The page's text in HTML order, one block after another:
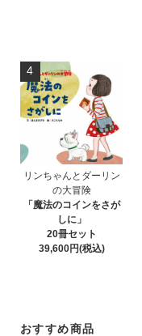
4
リンちゃんとダーリン
の大冒険
「魔法のコインをさが
しに」
20冊セット
39,600円(税込)
おすすめ商品